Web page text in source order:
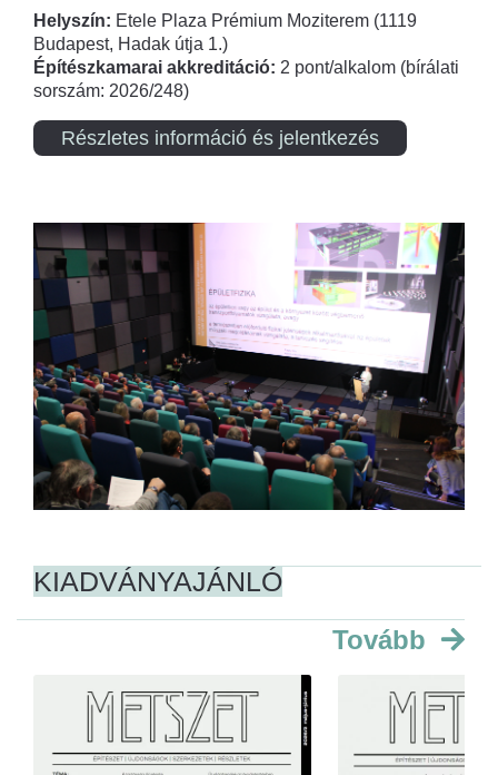
Helyszín: Etele Plaza Prémium Moziterem (1119
Budapest, Hadak útja 1.)
Építészkamarai akkreditáció: 2 pont/alkalom (bírálati
sorszám: 2026/248)
Részletes információ és jelentkezés
KIADVÁNYAJÁNLÓ
Tovább